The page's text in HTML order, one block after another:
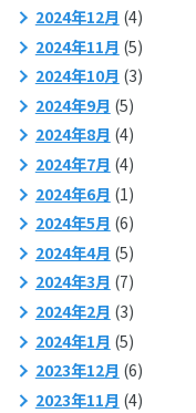
2024年12月 (4)
2024年11月 (5)
2024年10月 (3)
2024年9月 (5)
2024年8月 (4)
2024年7月 (4)
2024年6月 (1)
2024年5月 (6)
2024年4月 (5)
2024年3月 (7)
2024年2月 (3)
2024年1月 (5)
2023年12月 (6)
2023年11月 (4)